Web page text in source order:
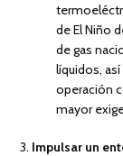
de El Niño
de gas
líquidos,
operación
mayor
3. Impulsar un